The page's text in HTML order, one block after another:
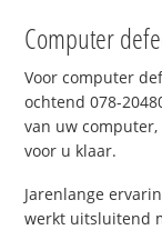
Computer
Voor computer
ochtend 078-
van uw
voor u klaar.
Jarenlange
werkt uitsluitend